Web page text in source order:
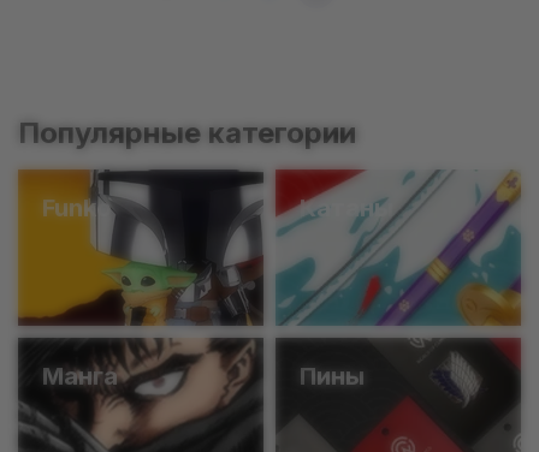
Популярные категории
Funko Катаны
Манга Пины